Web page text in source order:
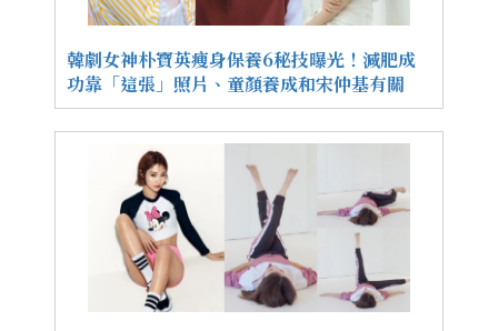
韓劇女神朴寶英瘦身保養6秘技曝光！減肥成
功靠「這張」照片、童顏養成和宋仲基有關